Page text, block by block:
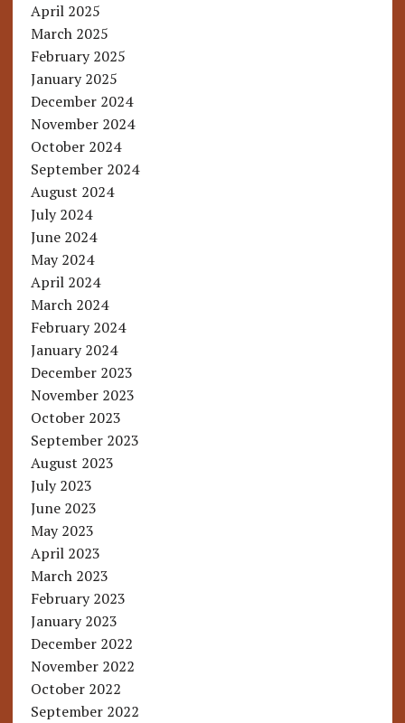
April 2025
March 2025
February 2025
January 2025
December 2024
November 2024
October 2024
September 2024
August 2024
July 2024
June 2024
May 2024
April 2024
March 2024
February 2024
January 2024
December 2023
November 2023
October 2023
September 2023
August 2023
July 2023
June 2023
May 2023
April 2023
March 2023
February 2023
January 2023
December 2022
November 2022
October 2022
September 2022